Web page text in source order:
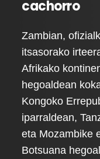
cachorro
Zambian,
itsasorako
Afrikako
hegoaldean
Kongoko
iparraldean,
eta Mozambike
Botsuana